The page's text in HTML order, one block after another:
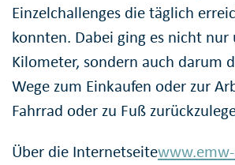
Einzelchallenges die täglich
konnten. Dabei ging es nicht
Kilometer, sondern auch darum
Wege zum Einkaufen oder zur
Fahrrad oder zu Fuß
Über die Internetseite